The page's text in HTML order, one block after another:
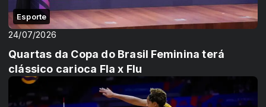
Esporte
24/07/2026
Quartas da Copa do Brasil Feminina terá
clássico carioca Fla x Flu